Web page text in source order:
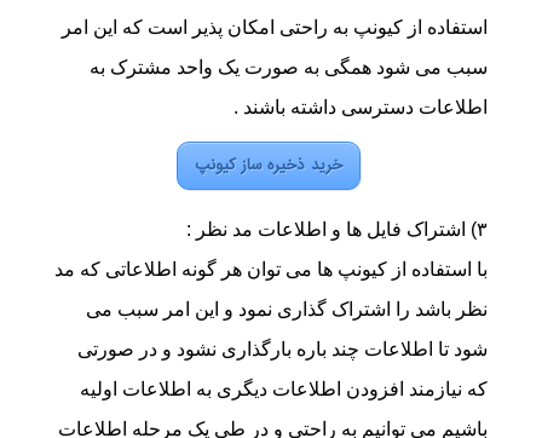
استفاده از کیونپ به راحتی امکان پذیر است که این امر
سبب می شود همگی به صورت یک واحد مشترک به
اطلاعات دسترسی داشته باشند .
خرید ذخیره ساز کیونپ
۳) اشتراک فایل ها و اطلاعات مد نظر :
با استفاده از کیونپ ها می توان هر گونه اطلاعاتی که مد
نظر باشد را اشتراک گذاری نمود و این امر سبب می
شود تا اطلاعات چند باره بارگذاری نشود و در صورتی
که نیازمند افزودن اطلاعات دیگری به اطلاعات اولیه
باشیم می توانیم به راحتی و در طی یک مرحله اطلاعات